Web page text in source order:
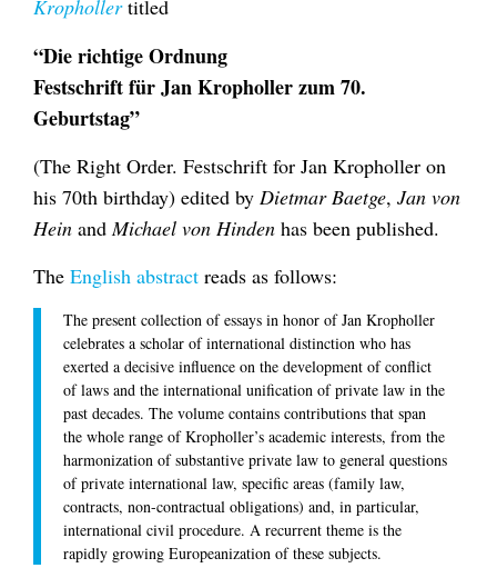
Krophollertitled
“Die richtige Ordnung
Festschrift für Jan Kropholler zum 70.
Geburtstag”
(The Right Order. Festschrift for Jan Kropholler on
his 70th birthday) edited by Dietmar Baetge, Jan von
Hein andMichael von Hinden has been published.
The English abstract reads as follows:
The present collection of essays in honor of Jan Kropholler
celebrates a scholar of international distinction who has
exerted a decisive influence on the development of conflict
of laws and the international unification of private law in the
past decades. The volume contains contributions that span
the whole range of Kropholler’s academic interests, from the
harmonization of substantive private law to general questions
of private international law, specific areas (family law,
contracts, non-contractual obligations) and, in particular,
international civil procedure. A recurrent theme is the
rapidly growing Europeanization of these subjects.